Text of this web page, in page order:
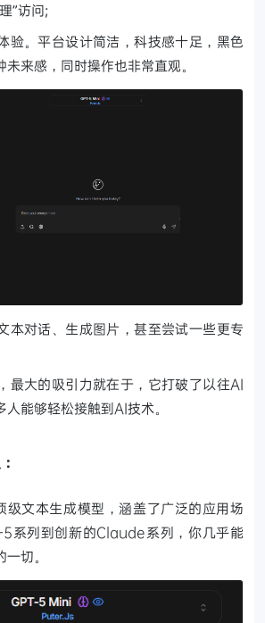
”访问;
验。平台设计简洁，科技感十足，黑色
来感，同时操作也非常直观。
本对话、生成图片，甚至尝试一些更专
最大的吸引力就在于，它打破了以往AI
能够轻松接触到AI技术。
级文本生成模型，涵盖了广泛的应用场
5系列到创新的Claude系列，你几乎能
切。